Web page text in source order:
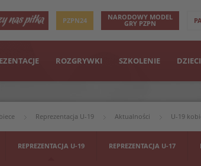
PZPN24 NARODOWY MODEL
GRY PZPN
ROZGRYWKI SZKOLENIE
Reprezentacja U-19 Aktualności U-19
REPREZENTACJA U-19 REPREZENTACJA U-17